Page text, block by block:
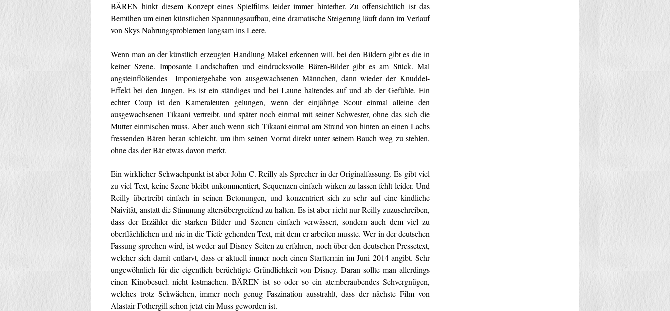
BÄREN hinkt diesem Konzept eines Spielfilms leider immer hinterher. Zu offensichtlich ist das
Bemühen um einen künstlichen Spannungsaufbau, eine dramatische Steigerung läuft dann im Verlauf
von Skys Nahrungsproblemen langsam ins Leere.
Wenn man an der künstlich erzeugten Handlung Makel erkennen will, bei den Bildern gibt es die in
keiner Szene. Imposante Landschaften und eindrucksvolle Bären-Bilder gibt es am Stück. Mal
angsteinflößendes Imponiergehabe von ausgewachsenen Männchen, dann wieder der Knuddel-
Effekt bei den Jungen. Es ist ein ständiges und bei Laune haltendes auf und ab der Gefühle. Ein
echter Coup ist den Kameraleuten gelungen, wenn der einjährige Scout einmal alleine den
ausgewachsenen Tikaani vertreibt, und später noch einmal mit seiner Schwester, ohne das sich die
Mutter einmischen muss. Aber auch wenn sich Tikaani einmal am Strand von hinten an einen Lachs
fressenden Bären heran schleicht, um ihm seinen Vorrat direkt unter seinem Bauch weg zu stehlen,
ohne das der Bär etwas davon merkt.
Ein wirklicher Schwachpunkt ist aber John C. Reilly als Sprecher in der Originalfassung. Es gibt viel
zu viel Text, keine Szene bleibt unkommentiert, Sequenzen einfach wirken zu lassen fehlt leider. Und
Reilly übertreibt einfach in seinen Betonungen, und konzentriert sich zu sehr auf eine kindliche
Naivität, anstatt die Stimmung altersübergreifend zu halten. Es ist aber nicht nur Reilly zuzuschreiben,
dass der Erzähler die starken Bilder und Szenen einfach verwässert, sondern auch dem viel zu
oberflächlichen und nie in die Tiefe gehenden Text, mit dem er arbeiten musste. Wer in der deutschen
Fassung sprechen wird, ist weder auf Disney-Seiten zu erfahren, noch über den deutschen Pressetext,
welcher sich damit entlarvt, dass er aktuell immer noch einen Starttermin im Juni 2014 angibt. Sehr
ungewöhnlich für die eigentlich berüchtigte Gründlichkeit von Disney. Daran sollte man allerdings
einen Kinobesuch nicht festmachen. BÄREN ist so oder so ein atemberaubendes Sehvergnügen,
welches trotz Schwächen, immer noch genug Faszination ausstrahlt, dass der nächste Film von
Alastair Fothergill schon jetzt ein Muss geworden ist.